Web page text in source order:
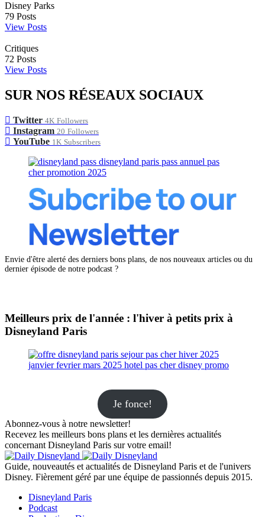
Disney Parks
79 Posts
View Posts
Critiques
72 Posts
View Posts
SUR NOS RÉSEAUX SOCIAUX
Twitter 4K Followers
Instagram 20 Followers
YouTube 1K Subscribers
Envie d'être alerté des derniers bons plans, de nos nouveaux articles ou du
dernier épisode de notre podcast ?
Meilleurs prix de l'année : l'hiver à petits prix à
Disneyland Paris
Je fonce!
Abonnez-vous à notre newsletter!
Recevez les meilleurs bons plans et les dernières actualités
concernant Disneyland Paris sur votre email!
Guide, nouveautés et actualités de Disneyland Paris et de l'univers
Disney. Fièrement géré par une équipe de passionnés depuis 2015.
Disneyland Paris
Podcast